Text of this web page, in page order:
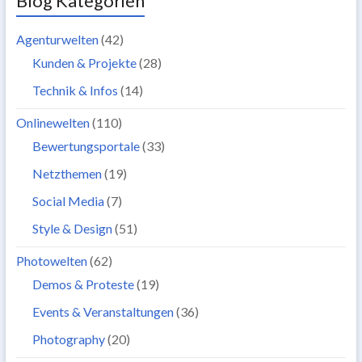
Agenturwelten(42)
Kunden & Projekte(28)
Technik & Infos (14)
Onlinewelten(110)
Bewertungsportale(33)
Netzthemen(19)
Social Media(7)
Style & Design(51)
Photowelten(62)
Demos & Proteste(19)
Events & Veranstaltungen(36)
Photography(20)